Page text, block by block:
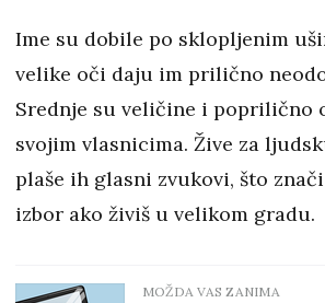
Ime su dobile po sklopljenim
velike oči daju im prilično
Srednje su veličine i poprilično
svojim vlasnicima. Žive za
plaše ih glasni zvukovi, što
izbor ako živiš u velikom gradu.
MOŽDA VAS ZANIMA